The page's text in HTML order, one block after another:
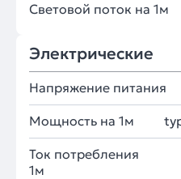
Световой поток на 1м
Электрические
Напряжение питания
Мощность на 1м
Ток потребления
1м